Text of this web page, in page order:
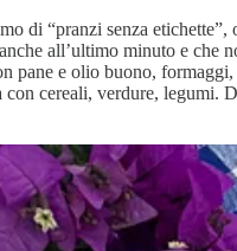
di “pranzi senza etichette”,
all’ultimo minuto e che
pane e olio buono, formaggi,
con cereali, verdure, legumi.